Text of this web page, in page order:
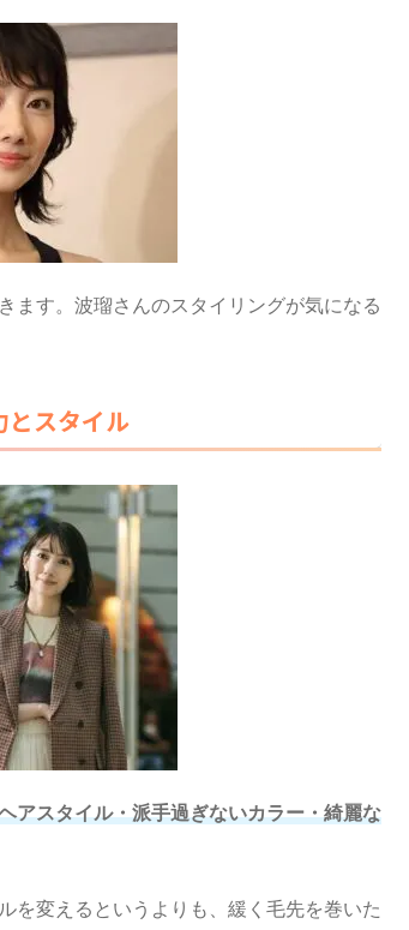
ます。波瑠さんのスタイリングが気になる
とスタイル
アスタイル・派手過ぎないカラー・綺麗な
を変えるというよりも、緩く毛先を巻いた